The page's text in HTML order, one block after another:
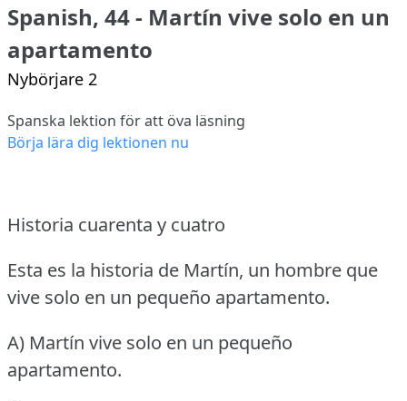
Spanish, 44 - Martín vive solo en un
apartamento
Nybörjare 2
Spanska lektion för att öva läsning
Börja lära dig lektionen nu
Historia cuarenta y cuatro
Esta es la historia de Martín, un hombre que
vive solo en un pequeño apartamento.
A) Martín vive solo en un pequeño
apartamento.